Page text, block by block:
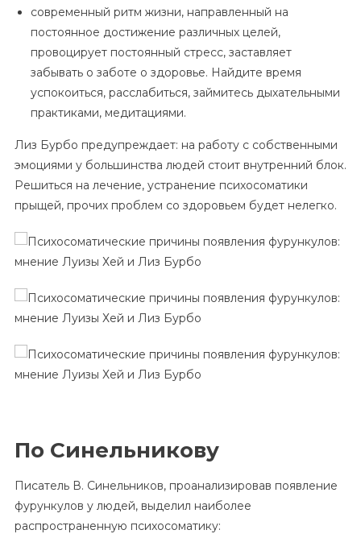
современный ритм жизни, направленный на
постоянное достижение различных целей,
провоцирует постоянный стресс, заставляет
забывать о заботе о здоровье. Найдите время
успокоиться, расслабиться, займитесь дыхательными
практиками, медитациями.
Лиз Бурбо предупреждает: на работу с собственными
эмоциями у большинства людей стоит внутренний блок.
Решиться на лечение, устранение психосоматики
прыщей, прочих проблем со здоровьем будет нелегко.
По Синельникову
Писатель В. Синельников, проанализировав появление
фурункулов у людей, выделил наиболее
распространенную психосоматику: